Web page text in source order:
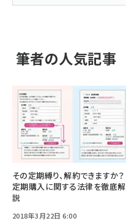
筆者の人気記事
その定期縛り、解約できますか？
定期購入に関する法律を徹底解
説
2018年3月22日 6:00